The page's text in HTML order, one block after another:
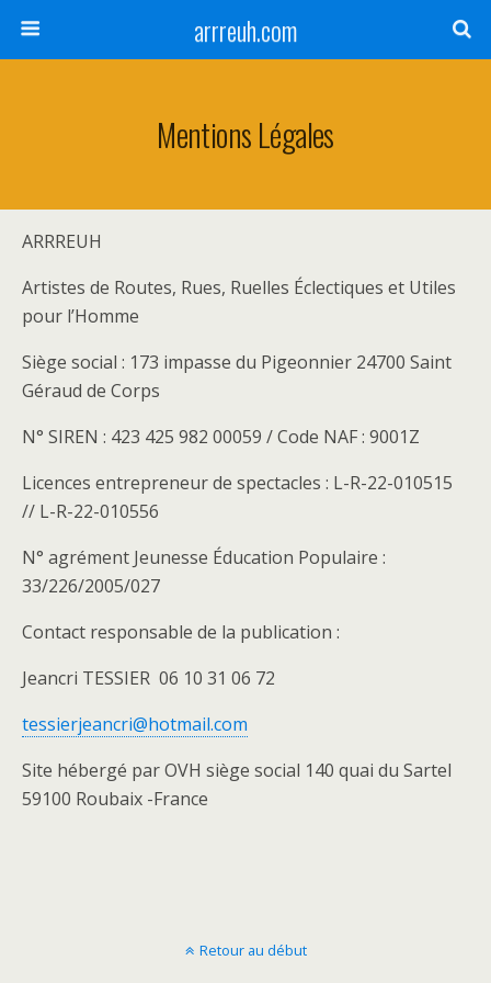
arrreuh.com
Mentions Légales
ARRREUH
Artistes de Routes, Rues, Ruelles Éclectiques et Utiles
pour l’Homme
Siège social : 173 impasse du Pigeonnier 24700 Saint
Géraud de Corps
N° SIREN : 423 425 982 00059 / Code NAF : 9001Z
Licences entrepreneur de spectacles : L-R-22-010515
// L-R-22-010556
N° agrément Jeunesse Éducation Populaire :
33/226/2005/027
Contact responsable de la publication :
Jeancri TESSIER 06 10 31 06 72
tessierjeancri@hotmail.com
Site hébergé par OVH siège social 140 quai du Sartel
59100 Roubaix -France
Retour au début